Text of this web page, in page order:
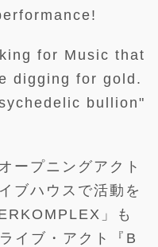
for Music that
digging for gold.
bullion"
ープニングアクト
ブハウスで活動を
」も
イブ・アクト『B